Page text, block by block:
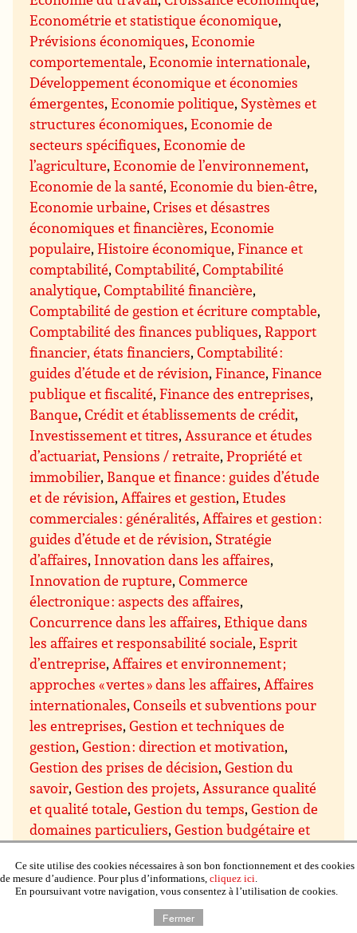
Econométrie et statistique économique,
Prévisions économiques,Economie
comportementale,Economie internationale,
Développement économique et économies
émergentes,Economie politique, Systèmes et
structures économiques,Economie de
secteurs spécifiques,Economie de
l’agriculture,Economie de l’environnement,
Economie de la santé,Economie du bien-être,
Economie urbaine,Crises et désastres
économiques et financières,Economie
populaire,Histoire économique,Finance et
comptabilité,Comptabilité,Comptabilité
analytique,Comptabilité financière,
Comptabilité de gestion et écriture comptable,
Comptabilité des finances publiques,Rapport
financier, états financiers,Comptabilité :
guides d’étude et de révision,Finance,Finance
publique et fiscalité,Finance des entreprises,
Banque,Crédit et établissements de crédit,
Investissement et titres,Assurance et études
d’actuariat,Pensions / retraite,Propriété et
immobilier, Banque et finance : guides d’étude
et de révision,Affaires et gestion,Etudes
commerciales : généralités,Affaires et gestion :
guides d’étude et de révision, Stratégie
d’affaires, Innovation dans les affaires,
Innovation de rupture,Commerce
électronique : aspects des affaires,
Concurrence dans les affaires,Ethique dans
les affaires et responsabilité sociale,Esprit
d’entreprise,Affaires et environnement ;
approches « vertes » dans les affaires,Affaires
internationales,Conseils et subventions pour
les entreprises,Gestion et techniques de
gestion,Gestion : direction et motivation,
Gestion des prises de décision,Gestion du
savoir,Gestion des projets,Assurance qualité
et qualité totale,Gestion du temps,Gestion de
domaines particuliers,Gestion budgétaire et
ressources humaines,Gestion de l’immobilier,
de la propriété et du matériel,Gestion de la
production et du contrôle qualité
Ce site utilise des cookies nécessaires à son bon fonctionnement et des cookies
de mesure d’audience. Pour plus d’informations, cliquez ici.
En poursuivant votre navigation, vous consentez à l’utilisation de cookies.
Fermer